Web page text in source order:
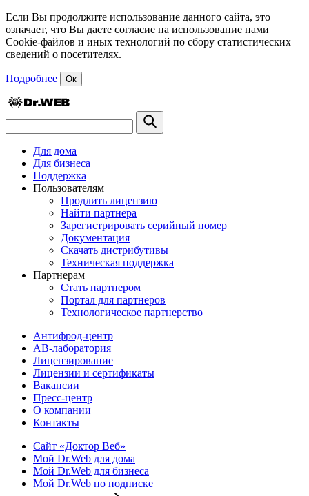
Если Вы продолжите использование данного сайта, это
означает, что Вы даете согласие на использование нами
Cookie-файлов и иных технологий по сбору статистических
сведений о посетителях.
Подробнее Ок
Для дома
Для бизнеса
Поддержка
Пользователям
Продлить лицензию
Найти партнера
Зарегистрировать серийный номер
Документация
Скачать дистрибутивы
Техническая поддержка
Партнерам
Стать партнером
Портал для партнеров
Технологическое партнерство
Антифрод-центр
АВ-лаборатория
Лицензирование
Лицензии и сертификаты
Вакансии
Пресс-центр
О компании
Контакты
Сайт «Доктор Веб»
Мой Dr.Web для дома
Мой Dr.Web для бизнеса
Мой Dr.Web по подписке